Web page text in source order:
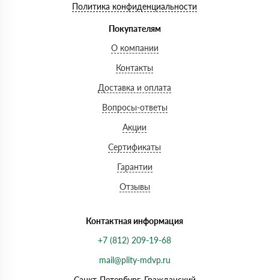
Политика конфиденциальности
Покупателям
О компании
Контакты
Доставка и оплата
Вопросы-ответы
Акции
Сертификаты
Гарантии
Отзывы
Контактная информация
+7 (812) 209-19-68
mail@plity-mdvp.ru